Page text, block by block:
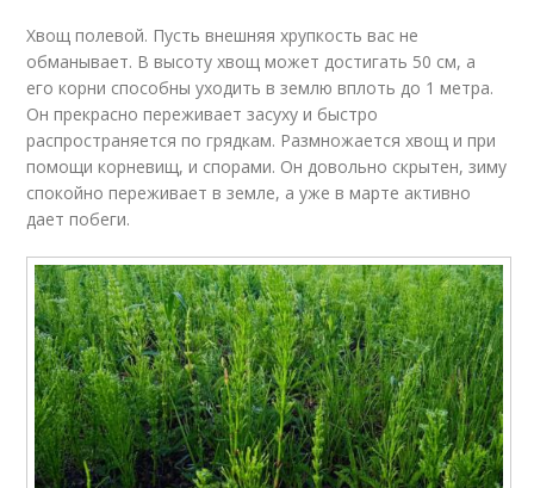
Хвощ полевой. Пусть внешняя хрупкость вас не
обманывает. В высоту хвощ может достигать 50 см, а
его корни способны уходить в землю вплоть до 1 метра.
Он прекрасно переживает засуху и быстро
распространяется по грядкам. Размножается хвощ и при
помощи корневищ, и спорами. Он довольно скрытен, зиму
спокойно переживает в земле, а уже в марте активно
дает побеги.